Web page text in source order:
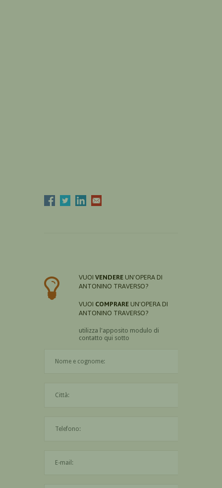
VUOI VENDERE UN'OPERA DI
ANTONINO TRAVERSO?
VUOI COMPRARE UN'OPERA DI
ANTONINO TRAVERSO?
utilizza l'apposito modulo di
contatto qui sotto